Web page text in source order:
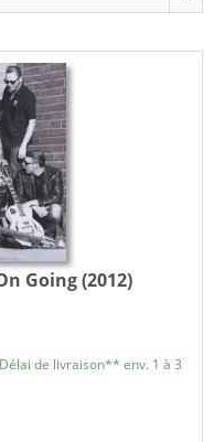
Going (2012)
de livraison** env. 1 à 3